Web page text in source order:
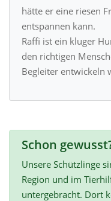
hätte er eine riesen
entspannen kann.
Raffi ist ein kluger
den richtigen
Begleiter entwickeln
Schon
Unsere Schützlinge
Region und im
untergebracht. Dort